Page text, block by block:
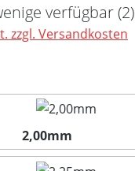
verfügbar (2)
zzgl. Versandkosten
2,00mm
2,00mm